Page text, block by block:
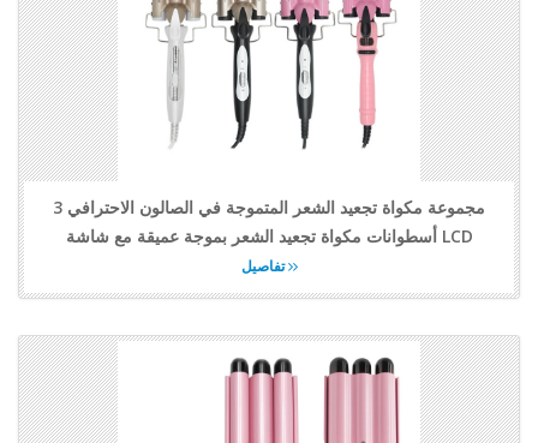
مجموعة مكواة تجعيد الشعر المتموجة في الصالون الاحترافي 3
أسطوانات مكواة تجعيد الشعر بموجة عميقة مع شاشة LCD
تفاصيل